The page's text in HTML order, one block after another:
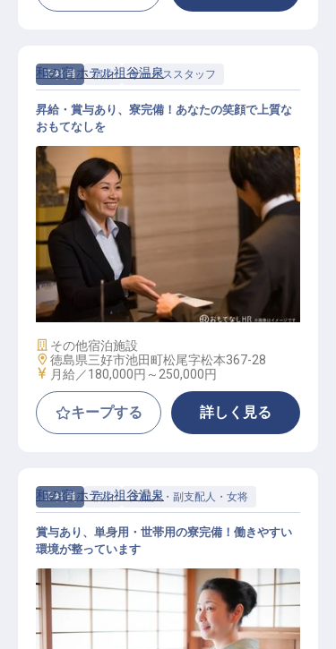
正社員 宿泊 サービススタッフ
サービススタッフ
和の宿 ホテル祖谷温泉
昇給・賞与あり、寮完備！あなたの笑顔で上質な
おもてなしを
施設業態
その他宿泊施設
勤務地
徳島県三好市池田町松尾字松本367-28
給与
月給／180,000円～ 250,000円
キープする 詳しく見る
正社員 宿泊 支配人・副支配人・女将
和の宿 ホテル祖谷温泉
賞与あり、単身用・世帯用の寮完備！働きやすい
環境が整っています